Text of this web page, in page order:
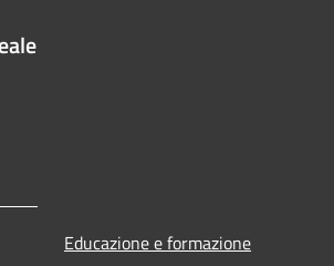
Educazione e formazione